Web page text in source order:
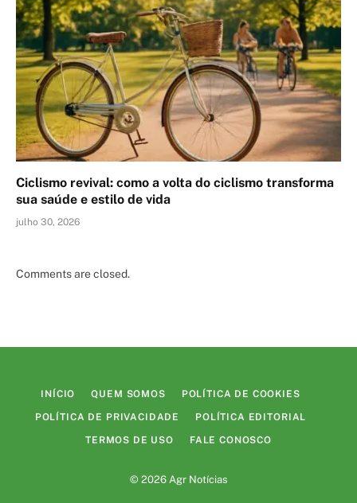
Ciclismo revival: como a volta do ciclismo transforma
sua saúde e estilo de vida
julho 30, 2026
Comments are closed.
INÍCIO QUEM SOMOS POLÍTICA DE COOKIES
POLÍTICA DE PRIVACIDADE POLÍTICA EDITORIAL
TERMOS DE USO FALE CONOSCO
© 2026 Agr Notícias